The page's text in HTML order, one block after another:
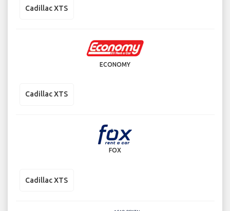
Cadillac XTS
ECONOMY
Cadillac XTS
FOX
Cadillac XTS